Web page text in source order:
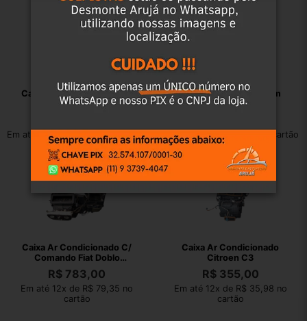
Cabo Comando Ar Vw Fox
2012
Em até 12x de R$ 10,74 no cartão
Cabos Comando Ar Gm
Cobalt 2017
Em até 12x de R$ 8,92 no cartão
Caixa Ar Condicionado C/
Comando Fiat Doblo
Adventure 2008
R$ 783,00
Em até 12x de R$ 79,35 no
cartão
Caixa Ar Condicionado
Citroen C3
R$355,00
Em até 12x de R$ 35,98 no
cartão